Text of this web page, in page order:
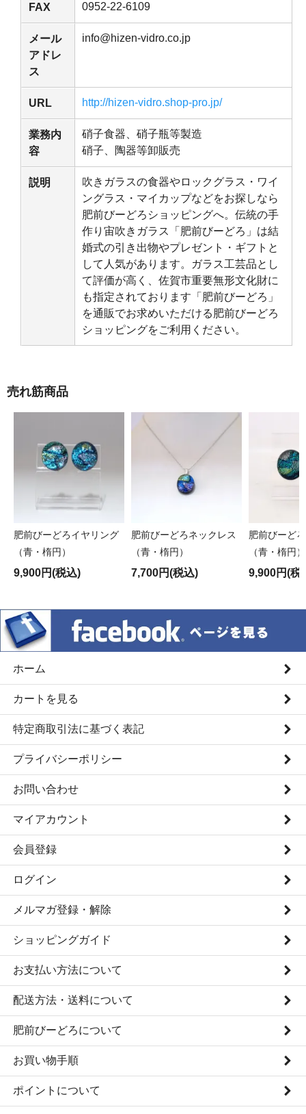
FAX 0952-22-6109
メール
アドレ
ス
info@hizen-vidro.co.jp
URL http://hizen-vidro.shop-pro.jp/
業務内
容
硝子食器、硝子瓶等製造
硝子、陶器等卸販売
説明
吹きガラスの食器やロックグラス・ワイ
ングラス・マイカップなどをお探しなら
肥前びーどろショッピングへ。伝統の手
作り宙吹きガラス「肥前びーどろ」は結
婚式の引き出物やプレゼント・ギフトと
して人気があります。ガラス工芸品とし
て評価が高く、佐賀市重要無形文化財に
も指定されております「肥前びーどろ」
を通販でお求めいただける肥前びーどろ
ショッピングをご利用ください。
売れ筋商品
肥前びーどろイヤリング
（青・楕円）
9,900円(税込)
肥前びーどろネックレス
（青・楕円）
7,700円(税込)
肥前びーど
（青・楕円）
9,900円(税
ホーム
カートを見る
特定商取引法に基づく表記
プライバシーポリシー
お問い合わせ
マイアカウント
会員登録
ログイン
メルマガ登録・解除
ショッピングガイド
お支払い方法について
配送方法・送料について
肥前びーどろについて
お買い物手順
ポイントについて